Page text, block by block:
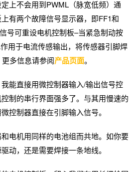
上不会用到PWML（脉宽低频）通
有两个故障信号显示器，即FF1和
号可重设电机控制板–当紧急制动按
用于电流传感输出，将传感器引脚焊
多信息请参阅产品页面。
能直接用微控制器输入/输出信号控
制的串行界面强多了。与其用慢速的
控制器直接在引脚输入信号。
电机用同样的电池组而共地。如你要
动，还是需要焊接一条地线。